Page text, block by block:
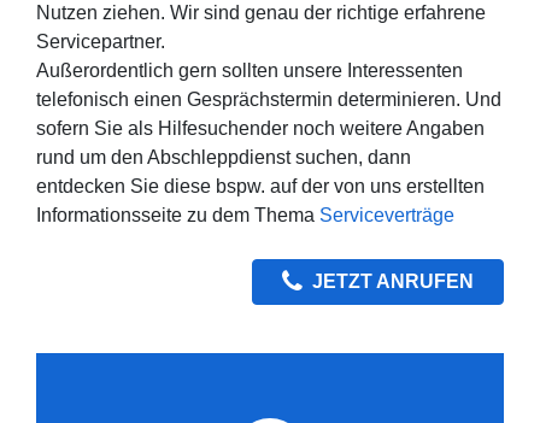
Nutzen ziehen. Wir sind genau der richtige erfahrene
Servicepartner.
Außerordentlich gern sollten unsere Interessenten
telefonisch einen Gesprächstermin determinieren. Und
sofern Sie als Hilfesuchender noch weitere Angaben
rund um den Abschleppdienst suchen, dann
entdecken Sie diese bspw. auf der von uns erstellten
Informationsseite zu dem Thema Serviceverträge
JETZT ANRUFEN